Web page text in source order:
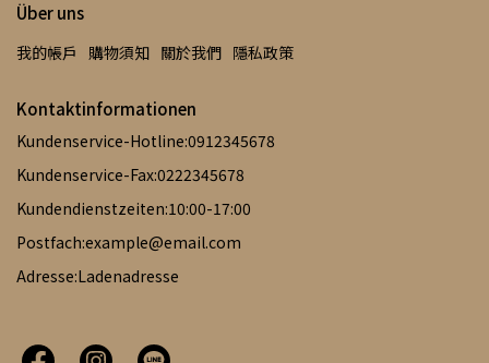
Über uns
我的帳戶 購物須知 關於我們 隱私政策
Kontaktinformationen
Kundenservice-Hotline:0912345678
Kundenservice-Fax:0222345678
Kundendienstzeiten:10:00-17:00
Postfach:example@email.com
Adresse:Ladenadresse